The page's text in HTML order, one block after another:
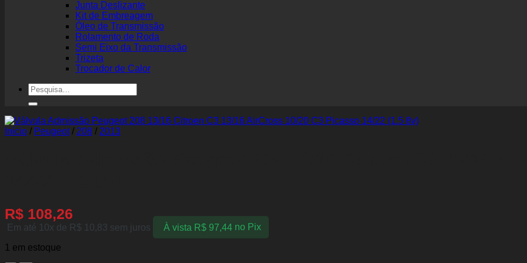
Junta Deslizante
Kit de Embreagem
Óleo de Transmissão
Rolamento de Roda
Semi Eixo da Transmissão
Trizeta
Trocador de Calor
Pesquisar
por:
Início / Peugeot / 208 / 2013
R$ 108,26
Em até 10x de R$ 10,83 sem juros À vista R$97,44 no Pix
1 em estoque